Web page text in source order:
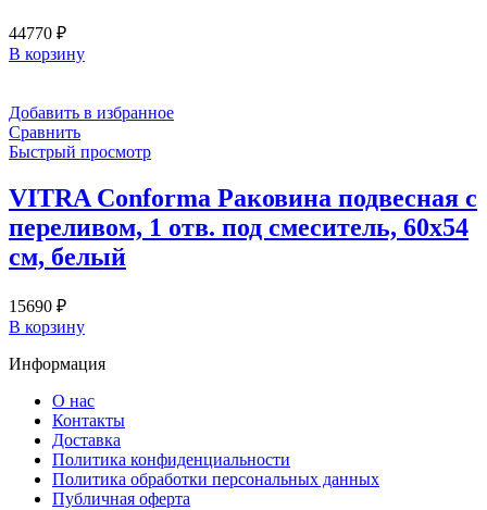
44770 ₽
В корзину
Добавить в избранное
Сравнить
Быстрый просмотр
VITRA Conforma Раковина подвесная с
переливом, 1 отв. под смеситель, 60х54
см, белый
15690 ₽
В корзину
Информация
О нас
Контакты
Доставка
Политика конфиденциальности
Политика обработки персональных данных
Публичная оферта